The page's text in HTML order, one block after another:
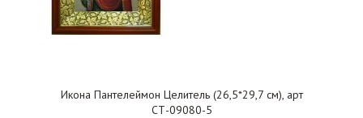
Икона Пантелеймон Целитель (26,5*29,7 см), арт
СТ-09080-5